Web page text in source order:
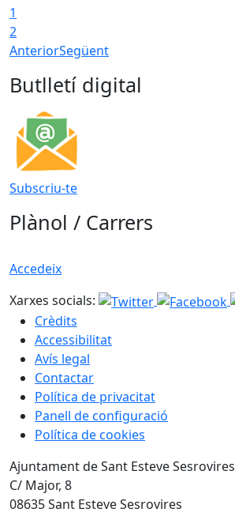
1
2
AnteriorSegüent
Butlletí digital
Subscriu-te
Plànol / Carrers
Accedeix
Xarxes socials:
Crèdits
Accessibilitat
Avís legal
Contactar
Política de privacitat
Panell de configuració
Política de cookies
Ajuntament de Sant Esteve Sesrovires
C/ Major, 8
08635 Sant Esteve Sesrovires